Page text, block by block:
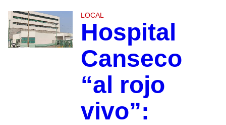
LOCAL
Hospital
Canseco
“al rojo
vivo”: